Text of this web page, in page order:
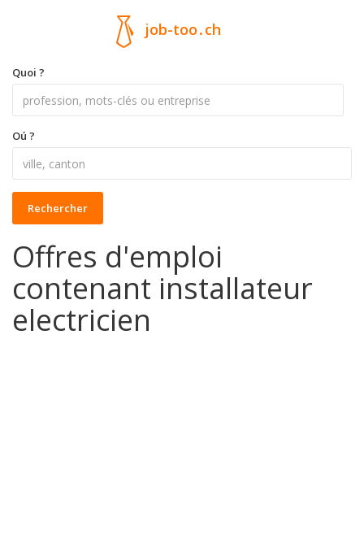
job-too.ch
Quoi ?
Oú ?
Rechercher
Offres d'emploi
contenant installateur
electricien